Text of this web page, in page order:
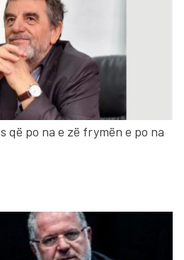
që po na e zë frymën e po na